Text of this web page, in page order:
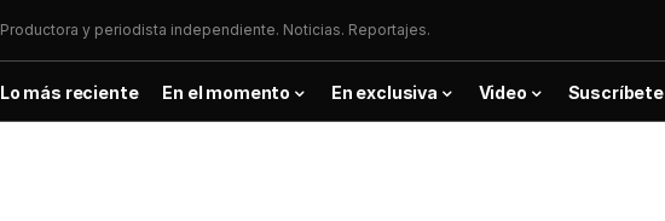
Productora y periodista independiente. Noticias. Reportajes.
Lo más reciente En el momento En exclusiva Video Suscríbete